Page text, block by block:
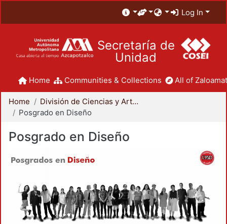
Log In
Secretaría de
Unidad
Home Communities & Collections All of
Home
División de Ciencias y Artes para el Diseño
Posgrado en Diseño
Posgrado en Diseño